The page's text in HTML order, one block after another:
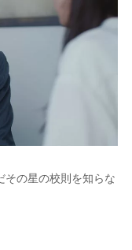
その星の校則を知らな